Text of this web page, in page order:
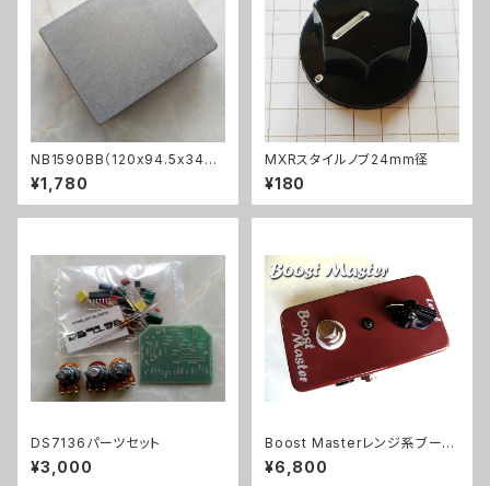
NB1590BB（120x94.5x34ｍ
ｍ）アルミダイキャストケース
¥1,780
MXRスタイルノブ24mm径
¥180
DS7136パーツセット
¥3,000
Boost Masterレンジ系ブース
ターキット【BASIC KIT】
¥6,800